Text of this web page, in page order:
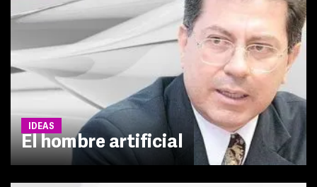
IDEAS
El hombre artificial